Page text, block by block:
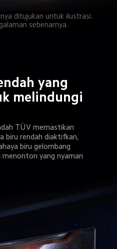
ditujukan untuk ilustrasi.
sebenarnya.
yang
melindungi
TÜV memastikan
biru rendah diaktifkan,
biru gelombang
menonton yang nyaman